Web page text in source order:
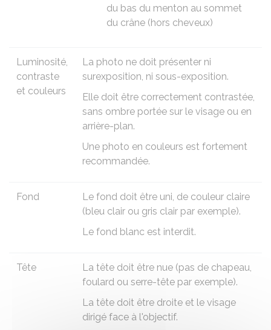
du bas du menton au sommet
du crâne (hors cheveux)
Luminosité,
contraste
et couleurs
La photo ne doit présenter ni
surexposition, ni sous-exposition.
Elle doit être correctement contrastée,
sans ombre portée sur le visage ou en
arrière-plan.
Une photo en couleurs est fortement
recommandée.
Fond
Le fond doit être uni, de couleur claire
(bleu clair ou gris clair par exemple).
Le fond blanc est interdit.
Tête
La tête doit être nue (pas de chapeau,
foulard ou serre-tête par exemple).
La tête doit être droite et le visage
dirigé face à l'objectif.